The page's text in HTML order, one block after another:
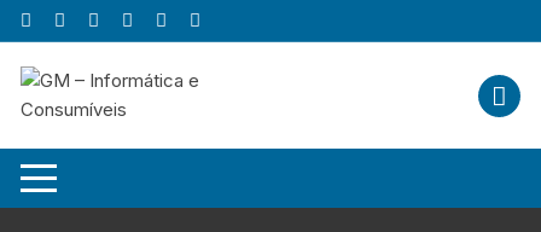
Skip
to
content